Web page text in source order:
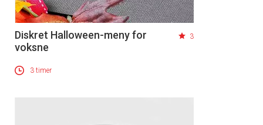
Diskret Halloween-meny for
voksne
3
3 timer